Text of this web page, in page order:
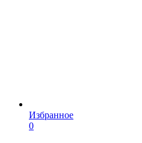
Избранное
0